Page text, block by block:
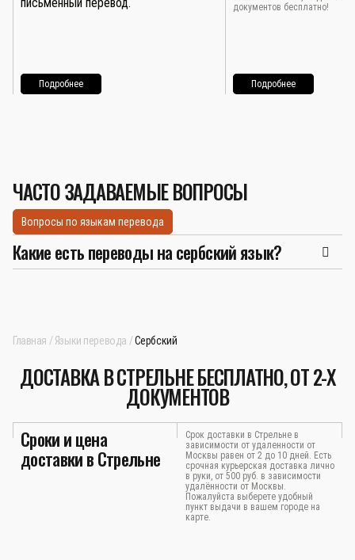
Подробнее
документов бесплатно!
Подробнее
ЧАСТО ЗАДАВАЕМЫЕ ВОПРОСЫ
Вопросы по языкам перевода
Какие есть переводы на сербский язык?
Главная Языки перевода Сербский
ДОСТАВКА В СТРЕЛЬНЕ БЕСПЛАТНО, ОТ 2-Х
ДОКУМЕНТОВ
Сроки и цена
доставки в Стрельне
Срок доставки в Стрельне в
зависимости от удаленности от
Москвы равен от 2 до 10 дней. Есть
срочная курьерская доставка лично
в руки, от 500 руб. в зависимости
удалённости от Москвы.
Пожалуйста выберете удобный
пункт выдачи в вашем городе на
карте.